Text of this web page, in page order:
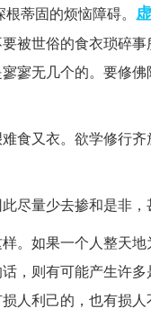
蒂固的烦恼障碍。
被世俗的食衣琐碎
寥无几个的。要修
食又衣。欲学修行
尽量少去掺和是非，
。如果一个人整天
，则有可能产生许
人利己的，也有损